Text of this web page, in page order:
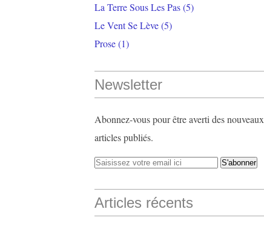
La Terre Sous Les Pas(5)
Le Vent Se Lève(5)
Prose(1)
Newsletter
Abonnez-vous pour être averti des nouveaux
articles publiés.
Articles récents